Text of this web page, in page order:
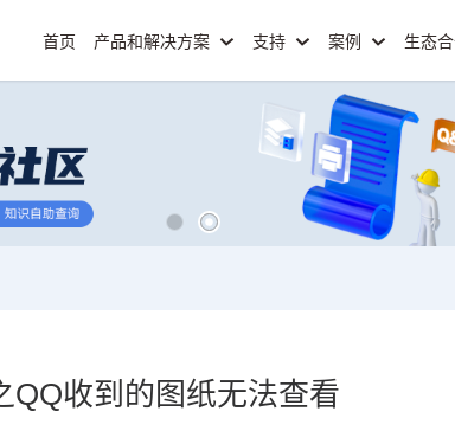
首页 产品和解决方案 支持 案例 生态
QQ收到的图纸无法查看